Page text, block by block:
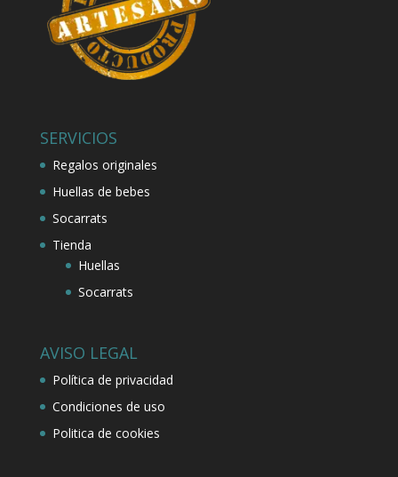
SERVICIOS
Regalos originales
Huellas de bebes
Socarrats
Tienda
Huellas
Socarrats
AVISO LEGAL
Política de privacidad
Condiciones de uso
Politica de cookies